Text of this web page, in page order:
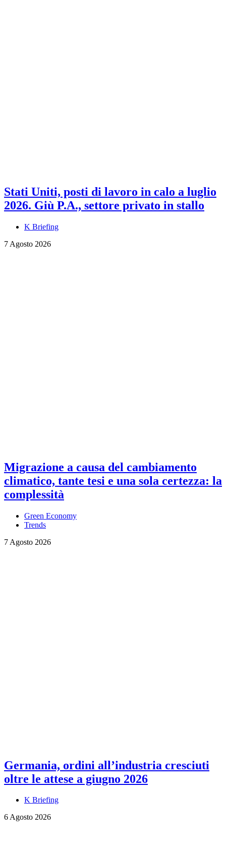
Stati Uniti, posti di lavoro in calo a luglio
2026. Giù P.A., settore privato in stallo
K Briefing
7 Agosto 2026
Migrazione a causa del cambiamento
climatico, tante tesi e una sola certezza: la
complessità
Green Economy
Trends
7 Agosto 2026
Germania, ordini all’industria cresciuti
oltre le attese a giugno 2026
K Briefing
6 Agosto 2026